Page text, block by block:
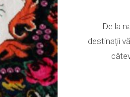
De la
destinații